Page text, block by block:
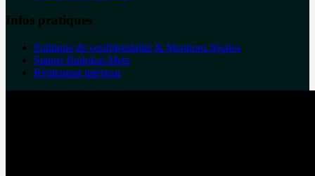
Infos pratiques
Politique de confidentialité & Mentions légales
Statuts Budokaï-Metz
Règlement intérieur